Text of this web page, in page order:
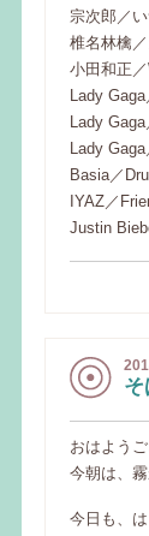
宗次郎／
椎名林檎
小田和正
Lady
Lady
Lady
Basia／
IYAZ／
Justin
おはよう
今朝は、霧
今日も、